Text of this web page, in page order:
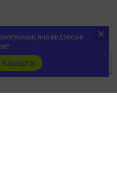
новости
яңа видеосын
Карарга